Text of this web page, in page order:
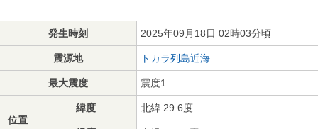
発生時刻 2025年09月18日 02時03分頃
震源地 トカラ列島近海
最大震度 震度1
位置
緯度 北緯 29.6度